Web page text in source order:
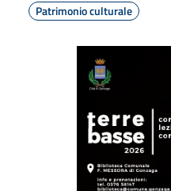
Patrimonio culturale